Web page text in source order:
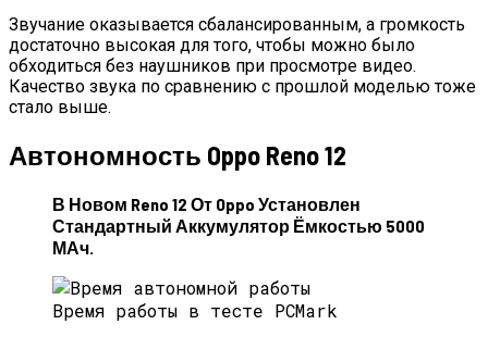
Звучание оказывается сбалансированным, а громкость
достаточно высокая для того, чтобы можно было
обходиться без наушников при просмотре видео.
Качество звука по сравнению с прошлой моделью тоже
стало выше.
Автономность Oppo Reno 12
В Новом Reno 12 От Oppo Установлен
Стандартный Аккумулятор Ёмкостью 5000
МАч.
Время работы в тесте PCMark